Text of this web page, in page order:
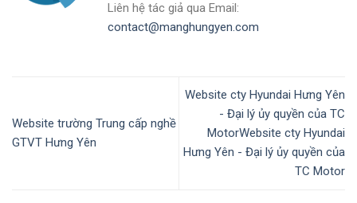
Liên hệ tác giả qua Email:
contact@manghungyen.com
Website trường Trung cấp nghề
GTVT Hưng Yên
Website cty Hyundai Hưng Yên
- Đại lý ủy quyền của TC
MotorWebsite cty Hyundai
Hưng Yên - Đại lý ủy quyền của
TC Motor